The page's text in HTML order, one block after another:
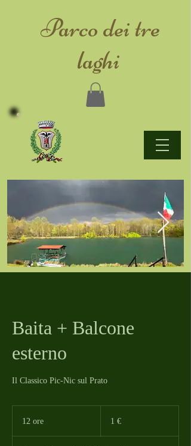
​Parco dei tre
laghi
Baita + Balcone
esterno
Il Classico Pic-Nic sul Prato
12 ore 1 €